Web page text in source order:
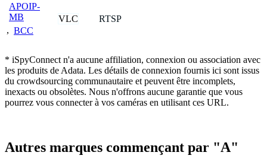
APOIP-
MB
, BCC
VLC RTSP
* iSpyConnect n'a aucune affiliation, connexion ou association avec
les produits de Adata. Les détails de connexion fournis ici sont issus
du crowdsourcing communautaire et peuvent être incomplets,
inexacts ou obsolètes. Nous n'offrons aucune garantie que vous
pourrez vous connecter à vos caméras en utilisant ces URL.
Autres marques commençant par "A"